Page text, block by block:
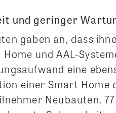
und geringer
gaben an, dass
und AAL-
eine
einer Smart Home
Neubauten.